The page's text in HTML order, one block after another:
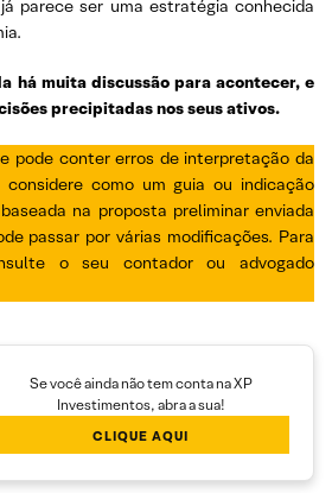
parece ser uma estratégia conhecida
há muita discussão para acontecer, e
precipitadas nos seus ativos.
pode conter erros de interpretação da
como um guia ou indicação
na proposta preliminar enviada
passar por várias modificações. Para
o seu contador ou advogado
Se você ainda não tem conta na XP
Investimentos, abra a sua!
CLIQUE AQUI